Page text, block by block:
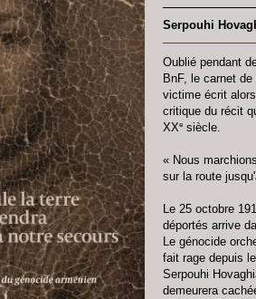
Serpouhi
Oublié pendant
BnF, le carnet
victime écrit
critique du récit
XXe siècle.
« Nous
sur la route
Le 25 octobre
déportés arrive
Le génocide
fait rage depuis
Serpouhi
demeurera